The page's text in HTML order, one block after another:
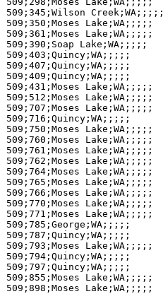
509;345;Wilson Creek;WA;;;;;
509;350;Moses Lake;WA;;;;;
509;361;Moses Lake;WA;;;;;
509;390;Soap Lake;WA;;;;;
509;403;Quincy;WA;;;;;
509;407;Quincy;WA;;;;;
509;409;Quincy;WA;;;;;
509;431;Moses Lake;WA;;;;;
509;512;Moses Lake;WA;;;;;
509;707;Moses Lake;WA;;;;;
509;716;Quincy;WA;;;;;
509;750;Moses Lake;WA;;;;;
509;760;Moses Lake;WA;;;;;
509;761;Moses Lake;WA;;;;;
509;762;Moses Lake;WA;;;;;
509;764;Moses Lake;WA;;;;;
509;765;Moses Lake;WA;;;;;
509;766;Moses Lake;WA;;;;;
509;770;Moses Lake;WA;;;;;
509;771;Moses Lake;WA;;;;;
509;785;George;WA;;;;;
509;787;Quincy;WA;;;;;
509;793;Moses Lake;WA;;;;;
509;794;Quincy;WA;;;;;
509;797;Quincy;WA;;;;;
509;855;Moses Lake;WA;;;;;
509;898;Moses Lake;WA;;;;;